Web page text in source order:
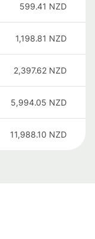
599.41 NZD
1,198.81 NZD
2,397.62 NZD
5,994.05 NZD
11,988.10 NZD